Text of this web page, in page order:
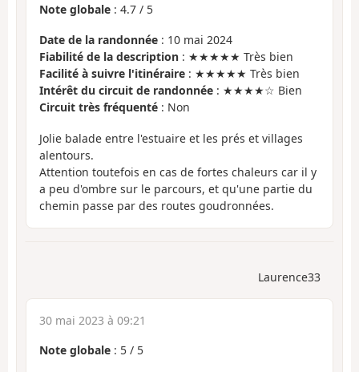
Note globale : 4.7 / 5
Date de la randonnée : 10 mai 2024
Fiabilité de la description : ★★★★★ Très bien
Facilité à suivre l'itinéraire : ★★★★★ Très bien
Intérêt du circuit de randonnée : ★★★★☆ Bien
Circuit très fréquenté : Non
Jolie balade entre l'estuaire et les prés et villages
alentours.
Attention toutefois en cas de fortes chaleurs car il y
a peu d'ombre sur le parcours, et qu'une partie du
chemin passe par des routes goudronnées.
Laurence33
30 mai 2023 à 09:21
Note globale : 5 / 5